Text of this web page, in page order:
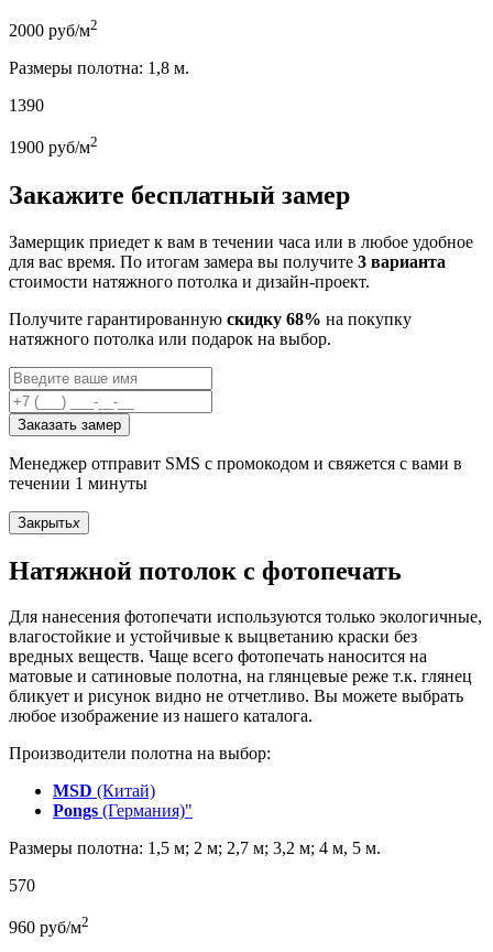
2000 руб/м2
Размеры полотна: 1,8 м.
1390
1900 руб/м2
Закажите бесплатный замер
Замерщик приедет к вам в течении часа или в любое удобное
для вас время. По итогам замера вы получите 3 варианта
стоимости натяжного потолка и дизайн-проект.
Получите гарантированную скидку 68% на покупку
натяжного потолка или подарок на выбор.
Заказать замер
Менеджер отправит SMS с промокодом и свяжется с вами в
течении 1 минуты
Закрытьx
Натяжной потолок с фотопечать
Для нанесения фотопечати используются только экологичные,
влагостойкие и устойчивые к выцветанию краски без
вредных веществ. Чаще всего фотопечать наносится на
матовые и сатиновые полотна, на глянцевые реже т.к. глянец
бликует и рисунок видно не отчетливо. Вы можете выбрать
любое изображение из нашего каталога.
Производители полотна на выбор:
MSD (Китай)
Pongs (Германия)"
Размеры полотна: 1,5 м; 2 м; 2,7 м; 3,2 м; 4 м, 5 м.
570
960 руб/м2